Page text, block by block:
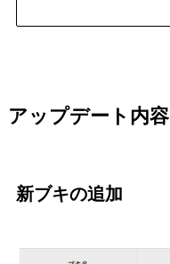
アップデート内容
新ブキの追加